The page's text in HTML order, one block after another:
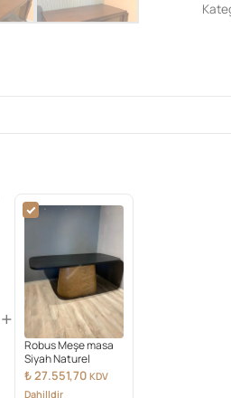
+
Robus Meşe masa
Siyah Naturel
₺27.551,70 KDV
Dahilldir